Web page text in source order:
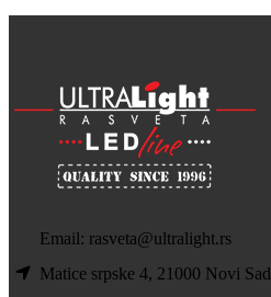
Email: rasveta@ultralight.rs
Matice srpske 4, 21000 Novi Sad